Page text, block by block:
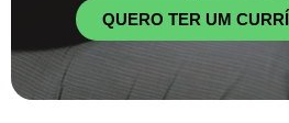
QUERO TER UM